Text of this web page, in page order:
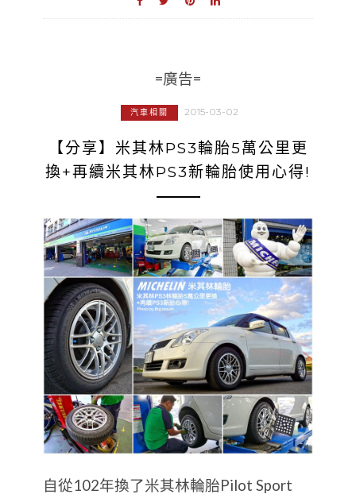
=廣告=
汽車相關 2015-03-02
【分享】米其林PS3輪胎5萬公里更
換+再續米其林PS3新輪胎使用心得!
自從102年換了米其林輪胎Pilot Sport